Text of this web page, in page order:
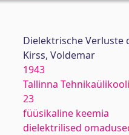
Dielektrische Verluste
Kirss, Voldemar
1943
Tallinna
23
füüsikaline keemia
dielektrilised